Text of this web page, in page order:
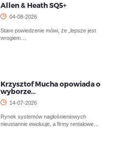
Allen & Heath SQ5+
04-08-2026
Stare powiedzenie mówi, że „lepsze jest
wrogiem…
Krzysztof Mucha opowiada o
wyborze…
14-07-2026
Rynek systemów nagłośnieniowych
nieustannie ewoluuje, a firmy rentalowe…